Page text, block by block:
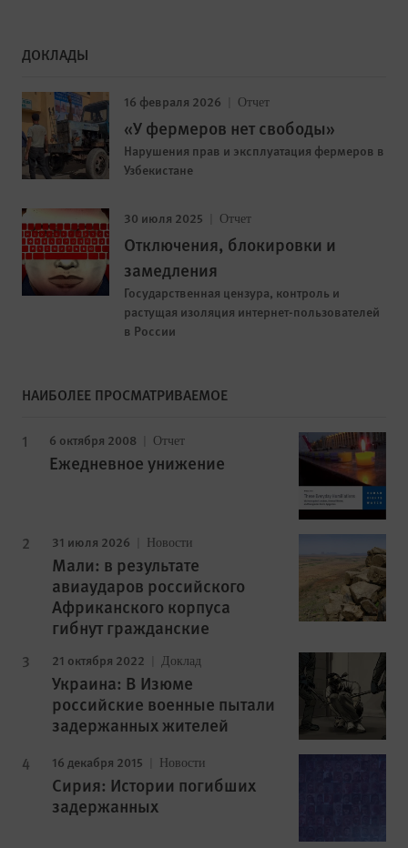
ДОКЛАДЫ
16 февраля 2026 Отчет
«У фермеров нет свободы»
Нарушения прав и эксплуатация фермеров в
Узбекистане
30 июля 2025 Отчет
Отключения, блокировки и
замедления
Государственная цензура, контроль и
растущая изоляция интернет-пользователей
в России
НАИБОЛЕЕ ПРОСМАТРИВАЕМОЕ
6 октября 2008 Отчет
Ежедневное унижение
31 июля 2026 Новости
Мали: в результате
авиаударов российского
Африканского корпуса
гибнут гражданские
21 октября 2022 Доклад
Украина: В Изюме
российские военные пытали
задержанных жителей
16 декабря 2015 Новости
Сирия: Истории погибших
задержанных